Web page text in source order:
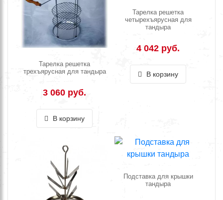
Тарелка решетка
трехъярусная для тандыра
3 060 руб.
В корзину
Тарелка решетка
четырехъярусная для
тандыра
4 042 руб.
В корзину
Подставка для крышки
тандыра